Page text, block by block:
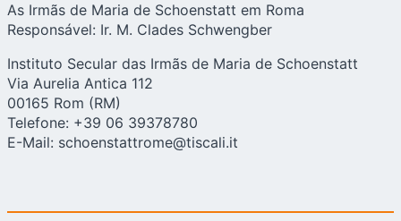
As Irmãs de Maria de Schoenstatt em Roma
Responsável: Ir. M. Clades Schwengber
Instituto Secular das Irmãs de Maria de Schoenstatt
Via Aurelia Antica 112
00165 Rom (RM)
Telefone: +39 06 39378780
E-Mail: schoenstattrome@tiscali.it